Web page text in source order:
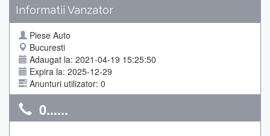
Informatii Vanzator
Piese Auto
Bucuresti
Adaugat la: 2021-04-19 15:25:50
Expira la: 2025-12-29
Anunturi utilizator: 0
0......